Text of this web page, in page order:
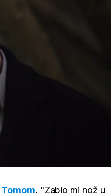
Tomom. "Zabio mi nož u